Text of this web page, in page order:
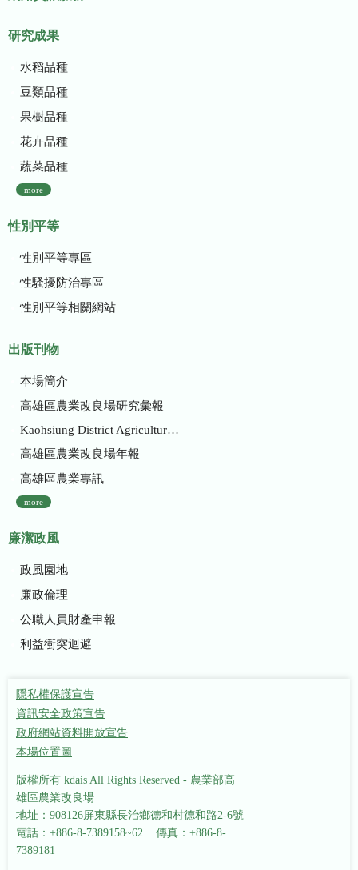
研究成果
水稻品種
豆類品種
果樹品種
花卉品種
蔬菜品種
more
性別平等
性別平等專區
性騷擾防治專區
性別平等相關網站
出版刊物
本場簡介
高雄區農業改良場研究彙報
Kaohsiung District Agricultural Research and Extension Station
高雄區農業改良場年報
高雄區農業專訊
more
廉潔政風
政風園地
廉政倫理
公職人員財產申報
利益衝突迴避
隱私權保護宣告
資訊安全政策宣告
政府網站資料開放宣告
本場位置圖
版權所有 kdais All Rights Reserved - 農業部高
雄區農業改良場
地址：908126屏東縣長治鄉德和村德和路2-6號
電話：+886-8-7389158~62 傳真：+886-8-
7389181